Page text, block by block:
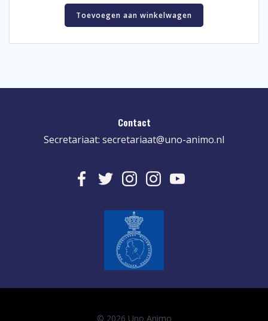
Toevoegen aan winkelwagen
Contact
Secretariaat: secretariaat@uno-animo.nl
© 2026 Uno Animo